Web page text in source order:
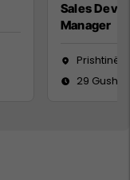
Sales
Manager
Prishtinë
29 Gusht